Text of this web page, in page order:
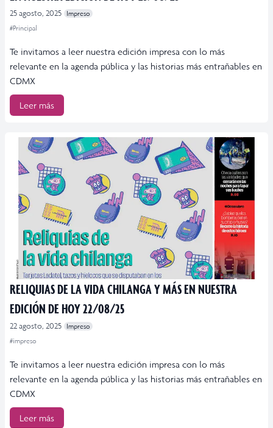
25 agosto, 2025
Impreso
#Principal
Te invitamos a leer nuestra edición impresa con lo más
relevante en la agenda pública y las historias más entrañables en
CDMX
Leer más
RELIQUIAS DE LA VIDA CHILANGA Y MÁS EN NUESTRA
EDICIÓN DE HOY 22/08/25
22 agosto, 2025
Impreso
#impreso
Te invitamos a leer nuestra edición impresa con lo más
relevante en la agenda pública y las historias más entrañables en
CDMX
Leer más